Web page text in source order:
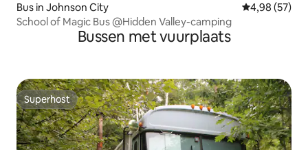
Bus in Johnson City Gemiddelde
4,98 (57)
School of Magic Bus @Hidden Valley-camping
Bussen met vuurplaats
Superhost
Superhost